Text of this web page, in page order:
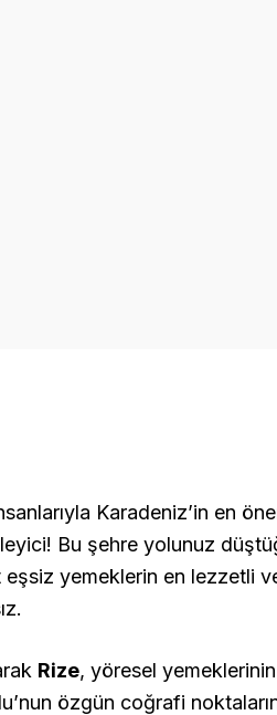
Karadeniz’in en
Bu şehre yolunuz
yemeklerin en lezzetli
Rize, yöresel
özgün coğrafi